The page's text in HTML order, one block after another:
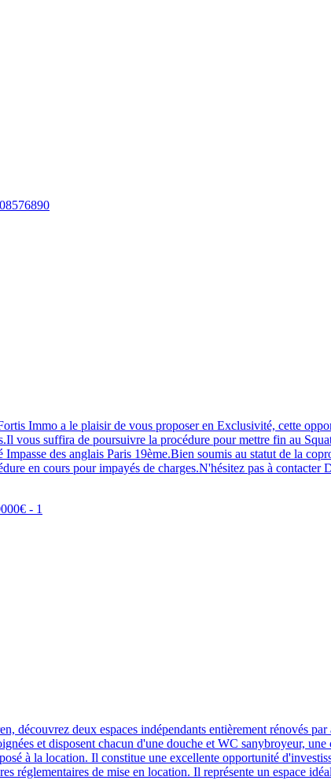
Immo a le plaisir de vous proposer en Exclusivité, cette
vous suffira de poursuivre la procédure pour mettre fin au
des anglais Paris 19ème.Bien soumis au statut de la
en cours pour impayés de charges.N'hésitez pas à
deux espaces indépendants entièrement rénovés
et disposent chacun d'une douche et WC sanybroyeur,
à la location. Il constitue une excellente opportunité
réglementaires de mise en location. Il représente un espace